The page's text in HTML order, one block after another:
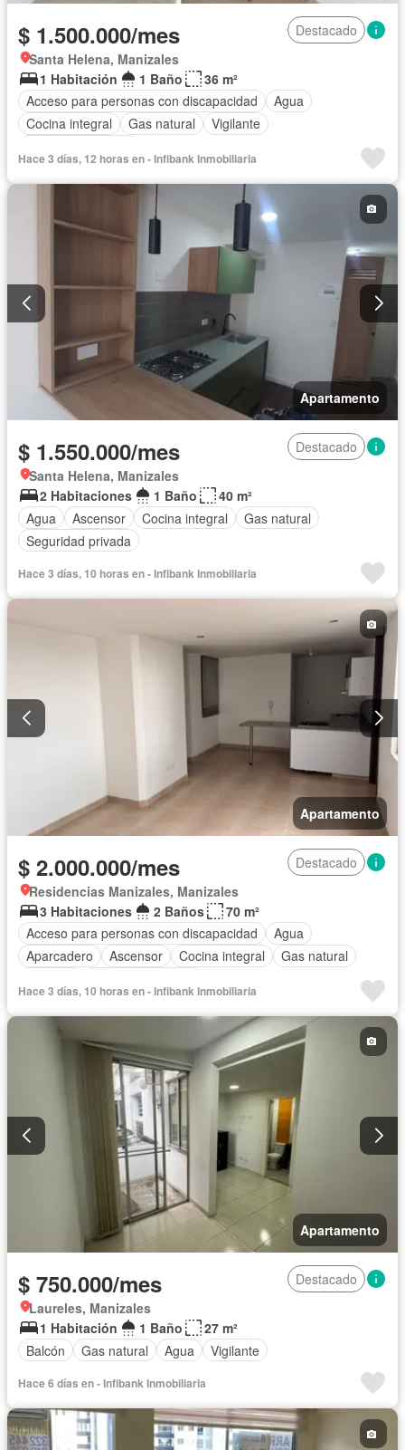
$ 1.500.000/mes
Destacado
Santa Helena, Manizales
1 Habitación
1 Baño
36 m²
Acceso para personas con discapacidad
Agua
Cocina integral
Gas natural
Vigilante
Hace 3 días, 12 horas en - Infibank Inmobiliaria
Apartamento
$ 1.550.000/mes
Destacado
Santa Helena, Manizales
2 Habitaciones
1 Baño
40 m²
Agua
Ascensor Cocina integral
Gas natural
Seguridad privada
Hace 3 días, 10 horas en - Infibank Inmobiliaria
Apartamento
$ 2.000.000/mes
Destacado
Residencias Manizales, Manizales
3 Habitaciones
2 Baños
70 m²
Acceso para personas con discapacidad
Agua
Aparcadero
Ascensor Cocina integral
Gas natural
Hace 3 días, 10 horas en - Infibank Inmobiliaria
Apartamento
$ 750.000/mes
Destacado
Laureles, Manizales
1 Habitación
1 Baño
27 m²
Balcón
Gas natural Agua Vigilante
Hace 6 días en - Infibank Inmobiliaria